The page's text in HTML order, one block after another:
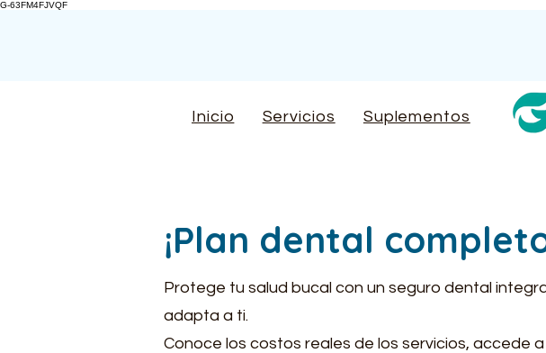
G-63FM4FJVQF
Inicio Servicios Suplementos
Protege tu salud bucal con un seguro dental
adapta a ti.
Conoce los costos reales de los servicios, accede a
¡Plan dental